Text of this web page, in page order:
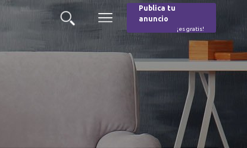
Buscar
Menú
Publica tu
anuncio
¡es gratis!